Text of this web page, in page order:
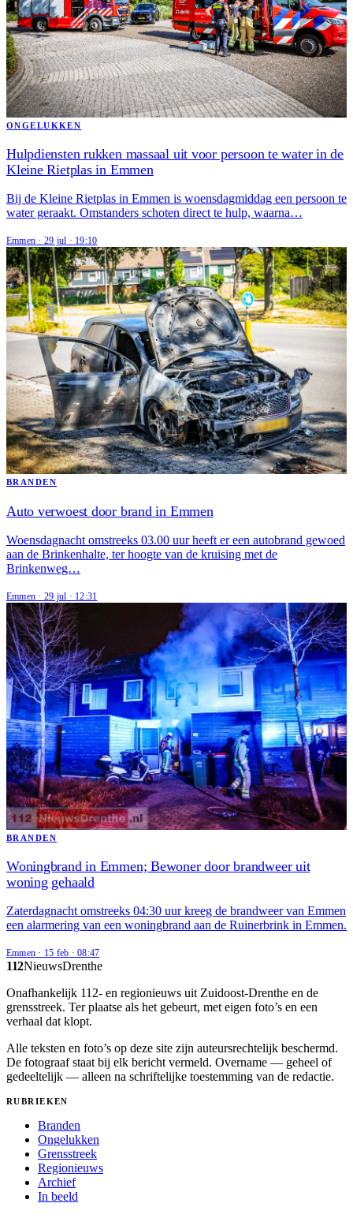
ONGELUKKEN
Hulpdiensten rukken massaal uit voor persoon te water in de
Kleine Rietplas in Emmen
Bij de Kleine Rietplas in Emmen is woensdagmiddag een persoon te
water geraakt. Omstanders schoten direct te hulp, waarna…
Emmen · 29 jul · 19:10
BRANDEN
Auto verwoest door brand in Emmen
Woensdagnacht omstreeks 03.00 uur heeft er een autobrand gewoed
aan de Brinkenhalte, ter hoogte van de kruising met de
Brinkenweg…
Emmen · 29 jul · 12:31
BRANDEN
Woningbrand in Emmen; Bewoner door brandweer uit
woning gehaald
Zaterdagnacht omstreeks 04:30 uur kreeg de brandweer van Emmen
een alarmering van een woningbrand aan de Ruinerbrink in Emmen.
Emmen · 15 feb · 08:47
112NieuwsDrenthe
Onafhankelijk 112- en regionieuws uit Zuidoost-Drenthe en de
grensstreek. Ter plaatse als het gebeurt, met eigen foto’s en een
verhaal dat klopt.
Alle teksten en foto’s op deze site zijn auteursrechtelijk beschermd.
De fotograaf staat bij elk bericht vermeld. Overname — geheel of
gedeeltelijk — alleen na schriftelijke toestemming van de redactie.
RUBRIEKEN
Branden
Ongelukken
Grensstreek
Regionieuws
Archief
In beeld